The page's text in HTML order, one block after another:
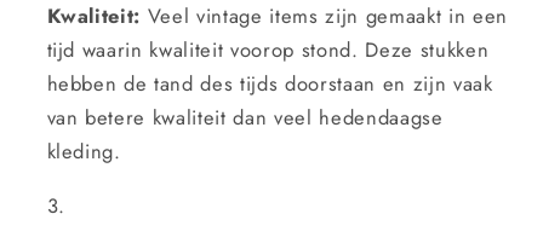
Kwaliteit: Veel vintage items zijn gemaakt in een
tijd waarin kwaliteit voorop stond. Deze stukken
hebben de tand des tijds doorstaan en zijn vaak
van betere kwaliteit dan veel hedendaagse
kleding.